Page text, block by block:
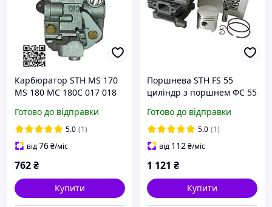
Карбюратор STH MS 170
MS 180 МС 180C 017 018
мотопилу C1Q-S57H C1Q-
S152E C1Q-S137G 1130
120 0603 11301200608
Готово до відправки
5.0 (1)
від76₴/міс
762₴
Купити
Поршнева STH FS 55
циліндр з поршнем ФС 55
тример FC 55
41400201204
Готово до відправки
5.0 (1)
від 112₴/міс
1 121 ₴
Купити